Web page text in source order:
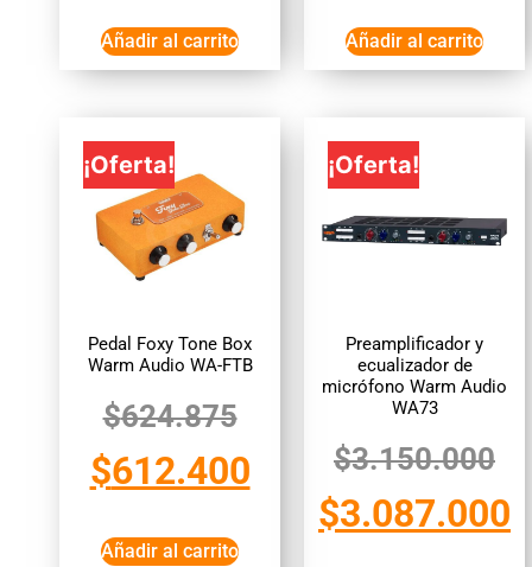
Añadir al carrito Añadir al carrito
¡Oferta!
Pedal Foxy Tone Box
Warm Audio WA-FTB
$624.875
$612.400
Añadir al carrito
¡Oferta!
Preamplificador y
ecualizador de
micrófono Warm Audio
WA73
$3.150.000
$3.087.000